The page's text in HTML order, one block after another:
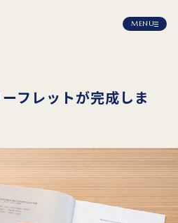
MENU
フレットが完成しま